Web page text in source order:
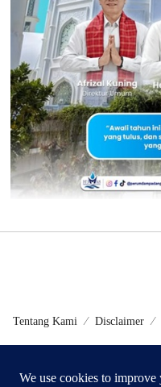
Tentang Kami Disclaimer